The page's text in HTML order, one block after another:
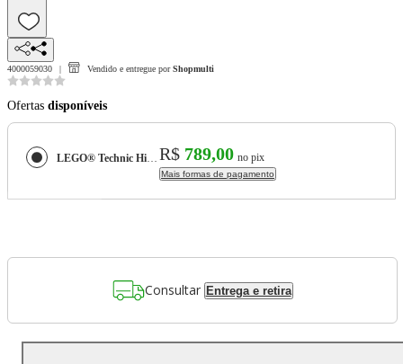
4000059030 Vendido e entregue por Shopmulti
Ofertas disponíveis
LEGO® Technic Hipercarro Koenigsegg Jesko Absolut Cinza R$ 789,00 no pix
Mais formas de pagamento
Consultar Entrega e retira